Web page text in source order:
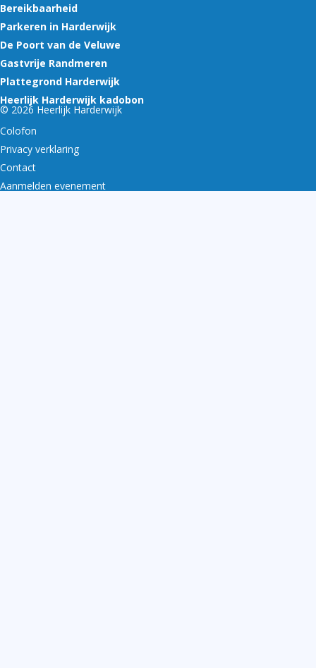
Bereikbaarheid
Parkeren in Harderwijk
De Poort van de Veluwe
Gastvrije Randmeren
Plattegrond Harderwijk
Heerlijk Harderwijk kadobon
© 2026 Heerlijk Harderwijk
Colofon
Privacy verklaring
Contact
Aanmelden evenement